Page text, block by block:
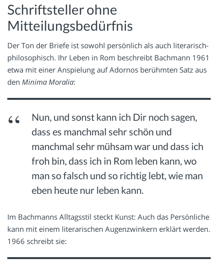
Schriftsteller ohne
Mitteilungsbedürfnis
Der Ton der Briefe ist sowohl persönlich als auch literarisch-
philosophisch. Ihr Leben in Rom beschreibt Bachmann 1961
etwa mit einer Anspielung auf Adornos berühmten Satz aus
den Minima Moralia:
Nun, und sonst kann ich Dir noch sagen,
dass es manchmal sehr schön und
manchmal sehr mühsam war und dass ich
froh bin, dass ich in Rom leben kann, wo
man so falsch und so richtig lebt, wie man
eben heute nur leben kann.
Im Bachmanns Alltagsstil steckt Kunst: Auch das Persönliche
kann mit einem literarischen Augenzwinkern erklärt werden.
1966 schreibt sie: